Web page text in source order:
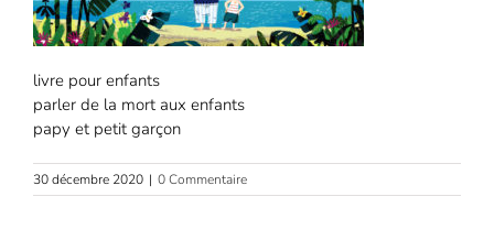
livre pour enfants
parler de la mort aux enfants
papy et petit garçon
30 décembre 2020 | 0 Commentaire